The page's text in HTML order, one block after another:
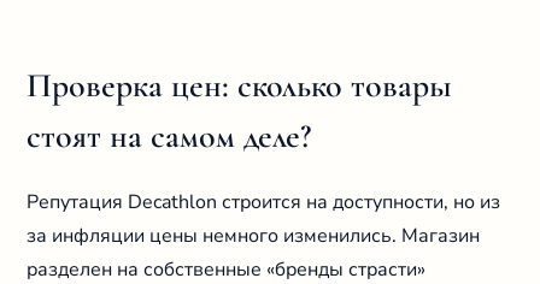
Проверка цен: сколько товары
стоят на самом деле?
Репутация Decathlon строится на доступности, но из
за инфляции цены немного изменились. Магазин
разделен на собственные «бренды страсти»